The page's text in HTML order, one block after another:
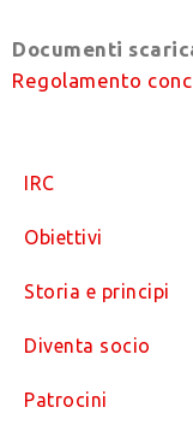
Documenti
Regolamento
IRC
Obiettivi
Storia e principi
Diventa socio
Patrocini